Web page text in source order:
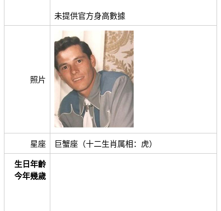
未提供官方身高數據
照片
星座 巨蟹座（十二生肖属相：虎）
生日年齡
今年幾歲